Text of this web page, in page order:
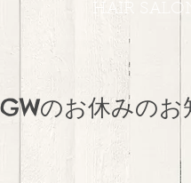
HAIR SALON
GWのお休みのお